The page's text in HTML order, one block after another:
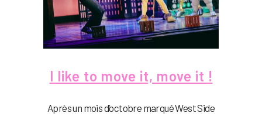
I like to move it, move it !
Après un mois d’octobre marqué West Side